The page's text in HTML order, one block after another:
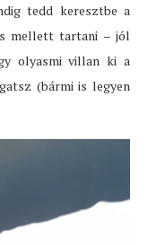
tedd keresztbe a
mellett tartani – jól
olyasmi villan ki a
(bármi is legyen